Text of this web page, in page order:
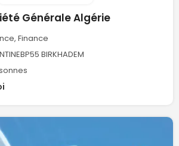
Générale Algérie
Finance
BIRKHADEM